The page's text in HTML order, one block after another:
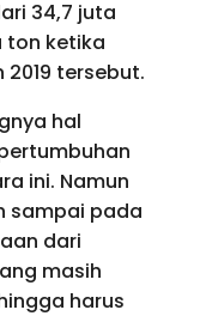
34,7 juta
ton ketika
tersebut.
hal
ini. Namun
sampai pada
dari
masih
harus